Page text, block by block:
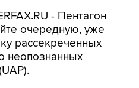
- Пентагон
очередную, уже
рассекреченных
неопознанных